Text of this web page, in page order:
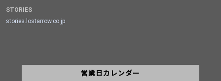
STORIES
stories.lostarrow.co.jp
営業日カレンダー